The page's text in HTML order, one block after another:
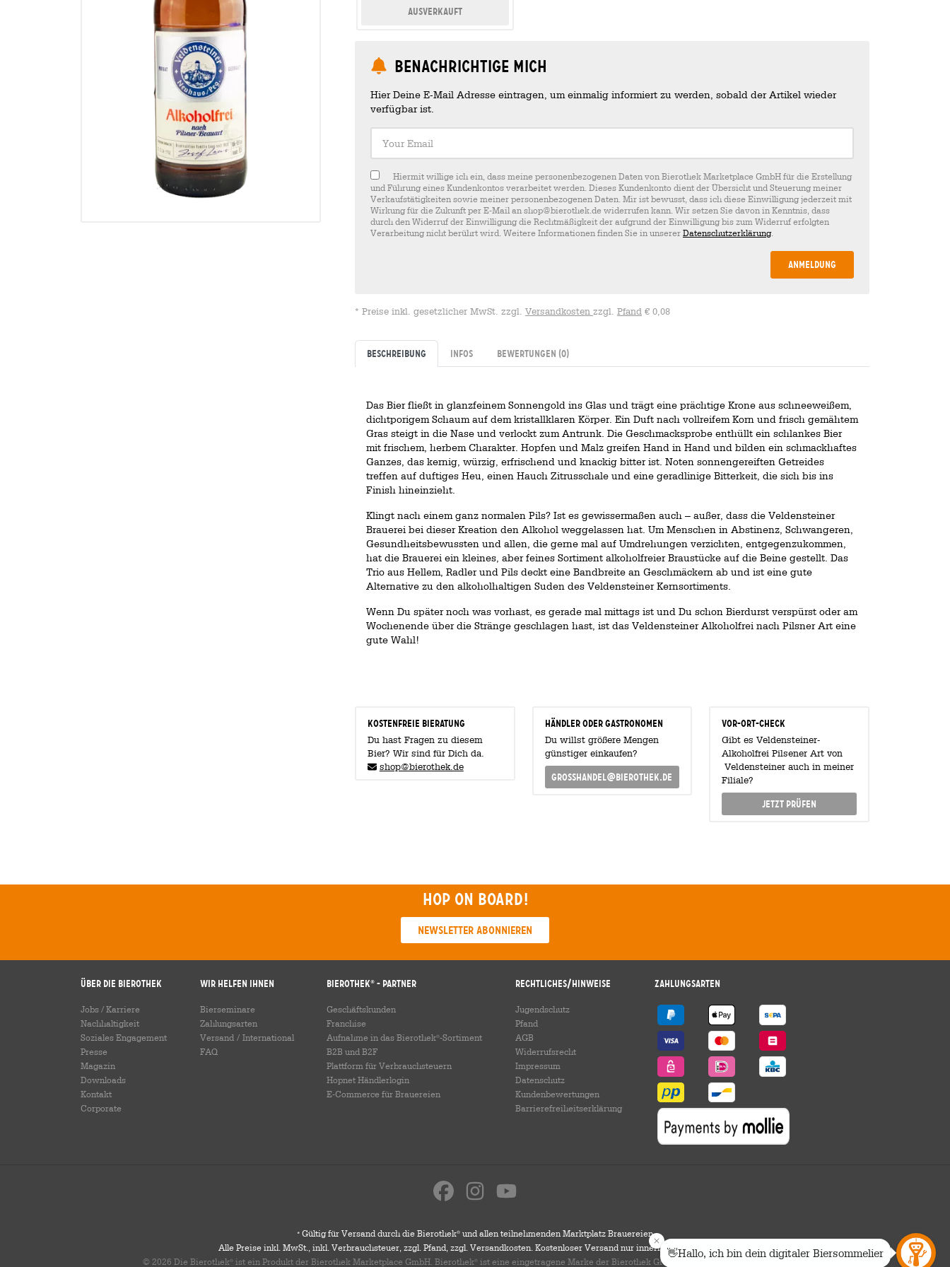
Ausverkauft
Benachrichtige mich
Hier Deine E-Mail Adresse eintragen, um einmalig informiert zu werden, sobald der Artikel wieder
verfügbar ist.
Hiermit willige ich ein, dass meine personenbezogenen Daten von Bierothek Marketplace GmbH für die Erstellung
und Führung eines Kundenkontos verarbeitet werden. Dieses Kundenkonto dient der Übersicht und Steuerung meiner
Verkaufstätigkeiten sowie meiner personenbezogenen Daten. Mir ist bewusst, dass ich diese Einwilligung jederzeit mit
Wirkung für die Zukunft per E-Mail an shop@bierothek.de widerrufen kann. Wir setzen Sie davon in Kenntnis, dass
durch den Widerruf der Einwilligung die Rechtmäßigkeit der aufgrund der Einwilligung bis zum Widerruf erfolgten
Verarbeitung nicht berührt wird. Weitere Informationen finden Sie in unserer Datenschutzerklärung.
Anmeldung
* Preise inkl. gesetzlicher MwSt. zzgl. Versandkosten zzgl. Pfand € 0,08
Beschreibung Infos Bewertungen (0)
Das Bier fließt in glanzfeinem Sonnengold ins Glas und trägt eine prächtige Krone aus schneeweißem,
dichtporigem Schaum auf dem kristallklaren Körper. Ein Duft nach vollreifem Korn und frisch gemähtem
Gras steigt in die Nase und verlockt zum Antrunk. Die Geschmacksprobe enthüllt ein schlankes Bier
mit frischem, herbem Charakter. Hopfen und Malz greifen Hand in Hand und bilden ein schmackhaftes
Ganzes, das kernig, würzig, erfrischend und knackig bitter ist. Noten sonnengereiften Getreides
treffen auf duftiges Heu, einen Hauch Zitrusschale und eine geradlinige Bitterkeit, die sich bis ins
Finish hineinzieht.
Klingt nach einem ganz normalen Pils? Ist es gewissermaßen auch – außer, dass die Veldensteiner
Brauerei bei dieser Kreation den Alkohol weggelassen hat. Um Menschen in Abstinenz, Schwangeren,
Gesundheitsbewussten und allen, die gerne mal auf Umdrehungen verzichten, entgegenzukommen,
hat die Brauerei ein kleines, aber feines Sortiment alkoholfreier Braustücke auf die Beine gestellt. Das
Trio aus Hellem, Radler und Pils deckt eine Bandbreite an Geschmäckern ab und ist eine gute
Alternative zu den alkoholhaltigen Suden des Veldensteiner Kernsortiments.
Wenn Du später noch was vorhast, es gerade mal mittags ist und Du schon Bierdurst verspürst oder am
Wochenende über die Stränge geschlagen hast, ist das Veldensteiner Alkoholfrei nach Pilsner Art eine
gute Wahl!
KOSTENFREIE BIERATUNG
Du hast Fragen zu diesem
Bier? Wir sind für Dich da.
shop@bierothek.de
Händler oder Gastronomen
Du willst größere Mengen
günstiger einkaufen?
grosshandel@bierothek.de
Vor-Ort-Check
Gibt es Veldensteiner-
Alkoholfrei Pilsener Art von
Veldensteiner auch in meiner
Filiale?
Jetzt prüfen
Hop on board!
Newsletter abonnieren
Über die Bierothek
Jobs / Karriere
Nachhaltigkeit
Soziales Engagement
Presse
Magazin
Downloads
Kontakt
Corporate
Wir helfen Ihnen
Bierseminare
Zahlungsarten
Versand / International
FAQ
Bierothek® - Partner
Geschäftskunden
Franchise
Aufnahme in das Bierothek®-Sortiment
B2B und B2F
Plattform für Verbrauchsteuern
Hopnet Händlerlogin
E-Commerce für Brauereien
Rechtliches/Hinweise
Jugendschutz
Pfand
AGB
Widerrufsrecht
Impressum
Datenschutz
Kundenbewertungen
Barrierefreiheitserklärung
Zahlungsarten
* Gültig für Versand durch die Bierothek® und allen teilnehmenden Marktplatz Brauereien
Alle Preise inkl. MwSt., inkl. Verbrauchsteuer, zzgl. Pfand, zzgl. Versandkosten. Kostenloser Versand nur innerhalb Deutschlands.
© 2026 Die Bierothek ist ein Produkt der Bierothek Marketplace GmbH. Bierothek ist eine eingetragene Marke der Bierothek Group GmbH. Alle Rechte vorbehalten.